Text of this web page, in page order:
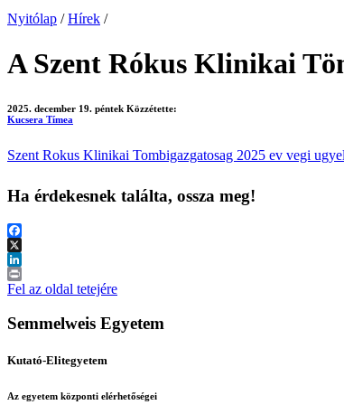
Nyitólap / Hírek /
A Szent Rókus Klinikai
2025. december 19. péntek Közzétette:
Kucsera Tímea
Szent Rokus Klinikai Tombigazgatosag 2025 ev vegi
Ha érdekesnek találta, ossza meg!
Facebook
X
LinkedIn
Print
Fel az oldal tetejére
Semmelweis Egyetem
Kutató-Elitegyetem
Az egyetem központi elérhetőségei